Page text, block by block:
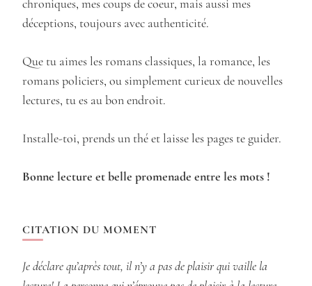
chroniques, mes coups de coeur, mais aussi mes
déceptions, toujours avec authenticité.
Que tu aimes les romans classiques, la romance, les
romans policiers, ou simplement curieux de nouvelles
lectures, tu es au bon endroit.
Installe-toi, prends un thé et laisse les pages te guider.
Bonne lecture et belle promenade entre les mots !
CITATION DU MOMENT
Je déclare qu’après tout, il n’y a pas de plaisir qui vaille la